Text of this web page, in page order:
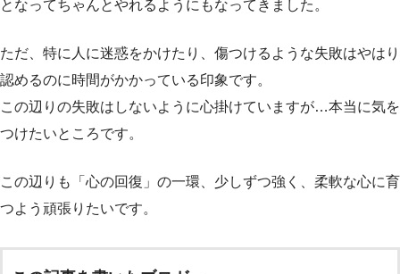
となってちゃんとやれるようにもなってきました。
ただ、特に人に迷惑をかけたり、傷つけるような失敗はやはり
認めるのに時間がかかっている印象です。
この辺りの失敗はしないように心掛けていますが…本当に気を
つけたいところです。
この辺りも「心の回復」の一環、少しずつ強く、柔軟な心に育
つよう頑張りたいです。